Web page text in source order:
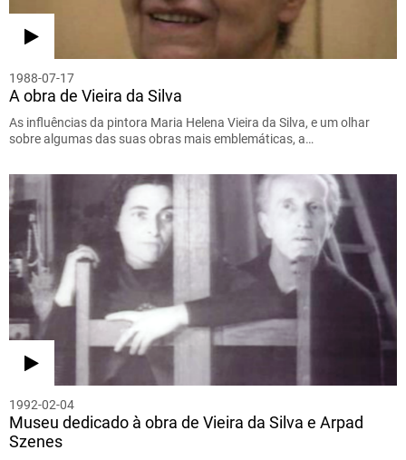
1988-07-17
A obra de Vieira da Silva
As influências da pintora Maria Helena Vieira da Silva, e um olhar
sobre algumas das suas obras mais emblemáticas, a…
1992-02-04
Museu dedicado à obra de Vieira da Silva e Arpad
Szenes